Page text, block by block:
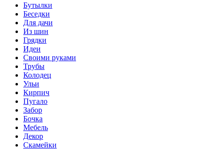
Бутылки
Беседки
Для дачи
Из шин
Грядки
Идеи
Своими руками
Трубы
Колодец
Ульи
Кирпич
Пугало
Забор
Бочка
Мебель
Декор
Скамейки